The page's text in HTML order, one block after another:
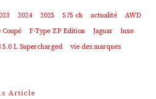
2024 2025 575 ch actualité
AWD
Coupé F-Type ZP Edition Jaguar
luxe
5.0 L Supercharged vie des marques
Article